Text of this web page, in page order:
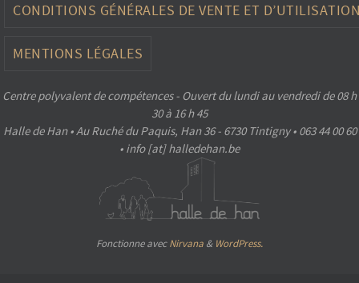
CONDITIONS GÉNÉRALES DE VENTE ET
MENTIONS LÉGALES
Centre polyvalent de compétences - Ouvert du lundi au vendredi de 08 h
30 à 16 h 45
Halle de Han • Au Ruché du Paquis, Han 36 - 6730 Tintigny • 063 44 00 60
• info [at] halledehan.be
Fonctionne avecNirvana & WordPress.